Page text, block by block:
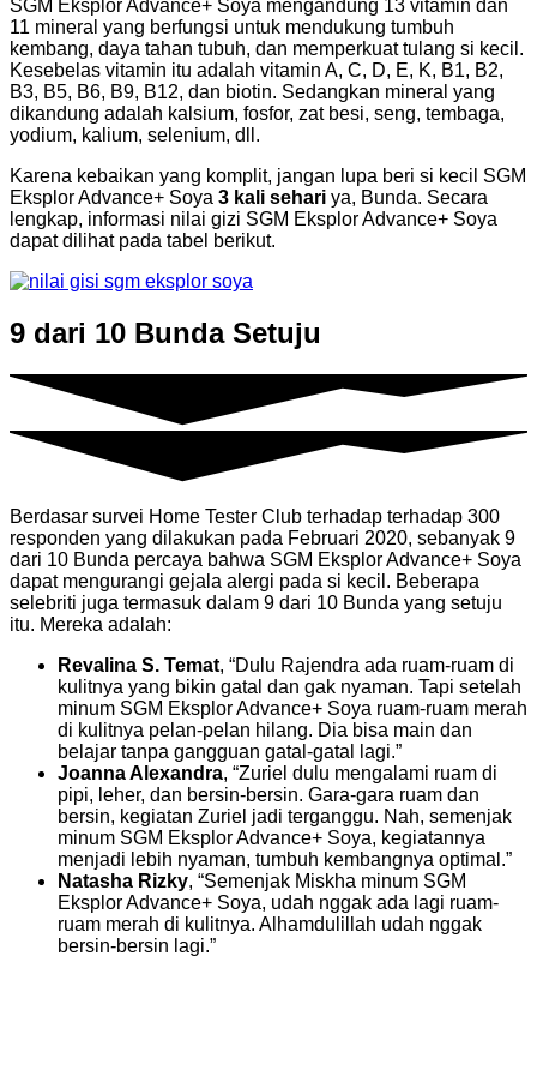
SGM Eksplor Advance+ Soya mengandung 13 vitamin dan
11 mineral yang berfungsi untuk mendukung tumbuh
kembang, daya tahan tubuh, dan memperkuat tulang si kecil.
Kesebelas vitamin itu adalah vitamin A, C, D, E, K, B1, B2,
B3, B5, B6, B9, B12, dan biotin. Sedangkan mineral yang
dikandung adalah kalsium, fosfor, zat besi, seng, tembaga,
yodium, kalium, selenium, dll.
Karena kebaikan yang komplit, jangan lupa beri si kecil SGM
Eksplor Advance+ Soya 3 kali sehari ya, Bunda. Secara
lengkap, informasi nilai gizi SGM Eksplor Advance+ Soya
dapat dilihat pada tabel berikut.
9 dari 10 Bunda Setuju
Berdasar survei Home Tester Club terhadap terhadap 300
responden yang dilakukan pada Februari 2020, sebanyak 9
dari 10 Bunda percaya bahwa SGM Eksplor Advance+ Soya
dapat mengurangi gejala alergi pada si kecil. Beberapa
selebriti juga termasuk dalam 9 dari 10 Bunda yang setuju
itu. Mereka adalah:
Revalina S. Temat, “Dulu Rajendra ada ruam-ruam di
kulitnya yang bikin gatal dan gak nyaman. Tapi setelah
minum SGM Eksplor Advance+ Soya ruam-ruam merah
di kulitnya pelan-pelan hilang. Dia bisa main dan
belajar tanpa gangguan gatal-gatal lagi.”
Joanna Alexandra, “Zuriel dulu mengalami ruam di
pipi, leher, dan bersin-bersin. Gara-gara ruam dan
bersin, kegiatan Zuriel jadi terganggu. Nah, semenjak
minum SGM Eksplor Advance+ Soya, kegiatannya
menjadi lebih nyaman, tumbuh kembangnya optimal.”
Natasha Rizky, “Semenjak Miskha minum SGM
Eksplor Advance+ Soya, udah nggak ada lagi ruam-
ruam merah di kulitnya. Alhamdulillah udah nggak
bersin-bersin lagi.”